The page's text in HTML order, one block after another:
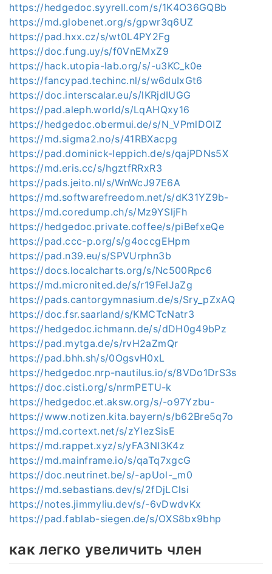
https://hedgedoc.syyrell.com/s/1K4O36GQBb
https://md.globenet.org/s/gpwr3q6UZ
https://pad.hxx.cz/s/wt0L4PY2Fg
https://doc.fung.uy/s/f0VnEMxZ9
https://hack.utopia-lab.org/s/-u3KC_k0e
https://fancypad.techinc.nl/s/w6duIxGt6
https://doc.interscalar.eu/s/lKRjdIUGG
https://pad.aleph.world/s/LqAHQxy16
https://hedgedoc.obermui.de/s/N_VPmlDOIZ
https://md.sigma2.no/s/41RBXacpg
https://pad.dominick-leppich.de/s/qajPDNs5X
https://md.eris.cc/s/hgztfRRxR3
https://pads.jeito.nl/s/WnWcJ97E6A
https://md.softwarefreedom.net/s/dK31YZ9b-
https://md.coredump.ch/s/Mz9YSljFh
https://hedgedoc.private.coffee/s/piBefxeQe
https://pad.ccc-p.org/s/g4occgEHpm
https://pad.n39.eu/s/SPVUrphn3b
https://docs.localcharts.org/s/Nc500Rpc6
https://md.micronited.de/s/r19FelJaZg
https://pads.cantorgymnasium.de/s/Sry_pZxAQ
https://doc.fsr.saarland/s/KMCTcNatr3
https://hedgedoc.ichmann.de/s/dDH0g49bPz
https://pad.mytga.de/s/rvH2aZmQr
https://pad.bhh.sh/s/0OgsvH0xL
https://hedgedoc.nrp-nautilus.io/s/8VDo1DrS3s
https://doc.cisti.org/s/nrmPETU-k
https://hedgedoc.et.aksw.org/s/-o97Yzbu-
https://www.notizen.kita.bayern/s/b62Bre5q7o
https://md.cortext.net/s/zYIezSisE
https://md.rappet.xyz/s/yFA3NI3K4z
https://md.mainframe.io/s/qaTq7xgcG
https://doc.neutrinet.be/s/-apUol-_m0
https://md.sebastians.dev/s/2fDjLClsi
https://notes.jimmyliu.dev/s/-6vDwdvKx
https://pad.fablab-siegen.de/s/OXS8bx9bhp
как легко увеличить член